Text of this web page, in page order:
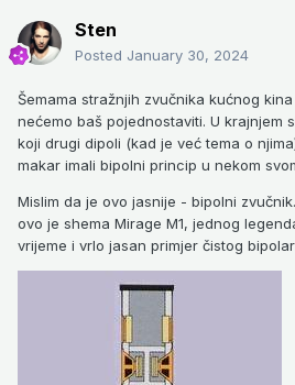
Sten
Posted January 30, 2024
Šemama stražnjih zvučnika kućnog
nećemo baš pojednostaviti. U krajnjem
koji drugi dipoli (kad je već tema o
makar imali bipolni princip u nekom
Mislim da je ovo jasnije - bipolni
ovo je shema Mirage M1, jednog
vrijeme i vrlo jasan primjer čistog